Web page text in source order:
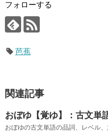
フォローする
芭蕉
関連記事
おぼゆ【覚ゆ】：古文単
おぼゆの古文単語の品詞、レベル